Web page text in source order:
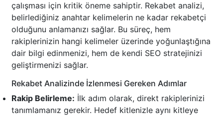
çalışması için kritik öneme sahiptir. Rekabet analizi,
belirlediğiniz anahtar kelimelerin ne kadar rekabetçi
olduğunu anlamanızı sağlar. Bu süreç, hem
rakiplerinizin hangi kelimeler üzerinde yoğunlaştığına
dair bilgi edinmenizi, hem de kendi SEO stratejinizi
geliştirmenizi sağlar.
Rekabet Analizinde İzlenmesi Gereken Adımlar
Rakip Belirleme: İlk adım olarak, direkt rakiplerinizi
tanımlamanız gerekir. Hedef kitlenizle aynı kitleye